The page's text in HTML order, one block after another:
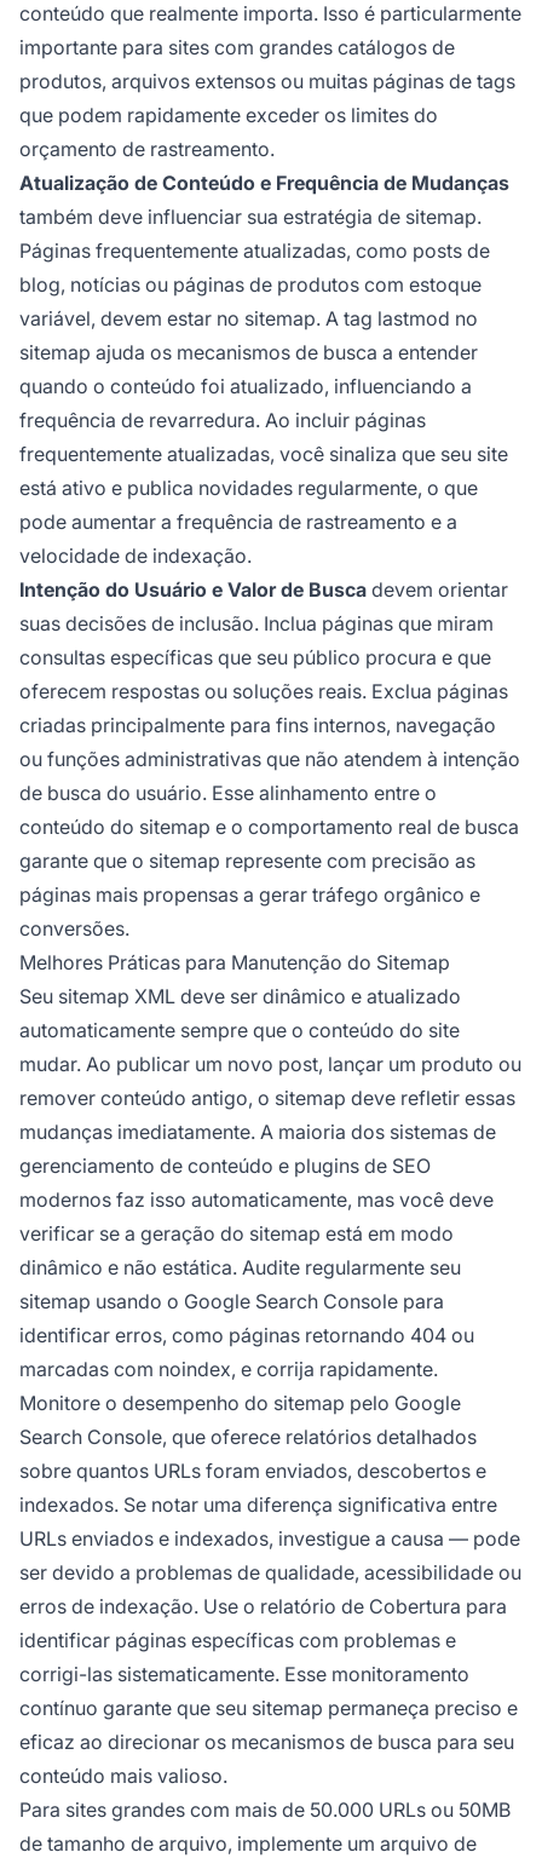
conteúdo que realmente importa. Isso é particularmente
importante para sites com grandes catálogos de
produtos, arquivos extensos ou muitas páginas de tags
que podem rapidamente exceder os limites do
orçamento de rastreamento.
Atualização de Conteúdo e Frequência de Mudanças
também deve influenciar sua estratégia de sitemap.
Páginas frequentemente atualizadas, como posts de
blog, notícias ou páginas de produtos com estoque
variável, devem estar no sitemap. A tag lastmod no
sitemap ajuda os mecanismos de busca a entender
quando o conteúdo foi atualizado, influenciando a
frequência de revarredura. Ao incluir páginas
frequentemente atualizadas, você sinaliza que seu site
está ativo e publica novidades regularmente, o que
pode aumentar a frequência de rastreamento e a
velocidade de indexação.
Intenção do Usuário e Valor de Busca devem orientar
suas decisões de inclusão. Inclua páginas que miram
consultas específicas que seu público procura e que
oferecem respostas ou soluções reais. Exclua páginas
criadas principalmente para fins internos, navegação
ou funções administrativas que não atendem à intenção
de busca do usuário. Esse alinhamento entre o
conteúdo do sitemap e o comportamento real de busca
garante que o sitemap represente com precisão as
páginas mais propensas a gerar tráfego orgânico e
conversões.
Melhores Práticas para Manutenção do Sitemap
Seu sitemap XML deve ser dinâmico e atualizado
automaticamente sempre que o conteúdo do site
mudar. Ao publicar um novo post, lançar um produto ou
remover conteúdo antigo, o sitemap deve refletir essas
mudanças imediatamente. A maioria dos sistemas de
gerenciamento de conteúdo e plugins de SEO
modernos faz isso automaticamente, mas você deve
verificar se a geração do sitemap está em modo
dinâmico e não estática. Audite regularmente seu
sitemap usando o Google Search Console para
identificar erros, como páginas retornando 404 ou
marcadas com noindex, e corrija rapidamente.
Monitore o desempenho do sitemap pelo Google
Search Console, que oferece relatórios detalhados
sobre quantos URLs foram enviados, descobertos e
indexados. Se notar uma diferença significativa entre
URLs enviados e indexados, investigue a causa — pode
ser devido a problemas de qualidade, acessibilidade ou
erros de indexação. Use o relatório de Cobertura para
identificar páginas específicas com problemas e
corrigi-las sistematicamente. Esse monitoramento
contínuo garante que seu sitemap permaneça preciso e
eficaz ao direcionar os mecanismos de busca para seu
conteúdo mais valioso.
Para sites grandes com mais de 50.000 URLs ou 50MB
de tamanho de arquivo, implemente um arquivo de